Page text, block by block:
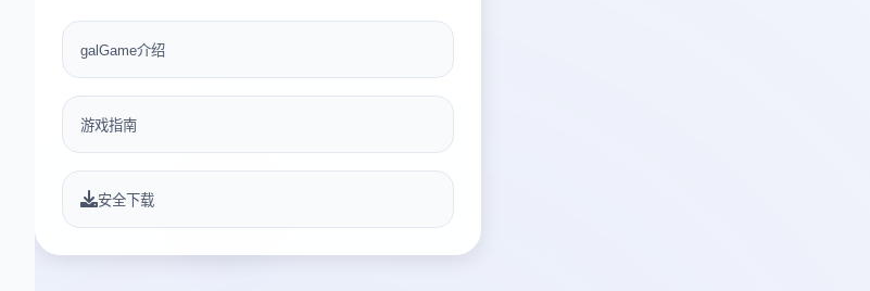
galGame介绍
游戏指南
安全下载